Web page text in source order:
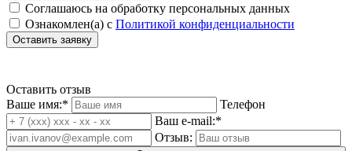
Соглашаюсь на обработку персональных данных
Ознакомлен(а) с Политикой конфиденциальности
Оставить отзыв
Ваше имя:*
Телефон
Ваш e-mail:*
Отзыв: